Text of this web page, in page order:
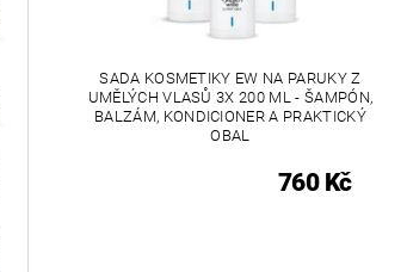
SADA KOSMETIKY EW NA PARUKY Z
UMĚLÝCH VLASŮ 3X 200 ML - ŠAMPÓN,
BALZÁM, KONDICIONER A PRAKTICKÝ
OBAL
760 Kč